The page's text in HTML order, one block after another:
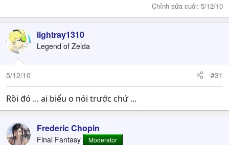
Chỉnh sửa cuối: 5/12/10
lightray1310
Legend of Zelda
5/12/10 #31
Rồi đó ... ai biểu o nói trước chứ ...
Frederic Chopin
Final Fantasy Moderator